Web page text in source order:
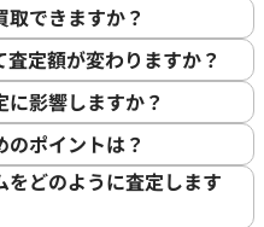
できますか？
定額が変わりますか？
影響しますか？
ポイントは？
どのように査定します